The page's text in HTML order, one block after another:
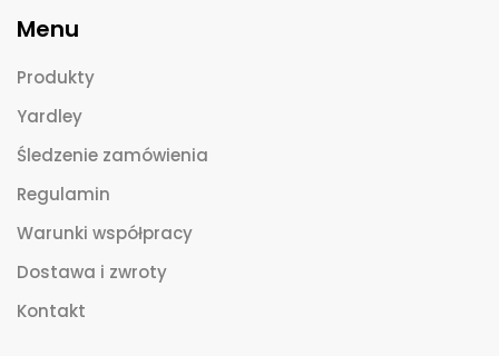
Menu
Produkty
Yardley
Śledzenie zamówienia
Regulamin
Warunki współpracy
Dostawa i zwroty
Kontakt